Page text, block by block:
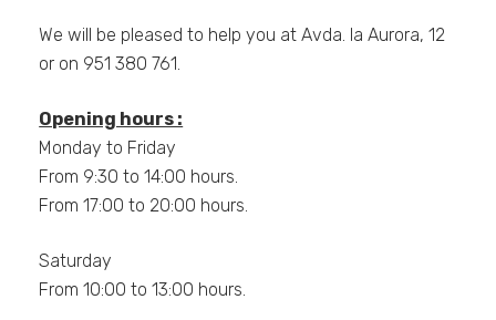
We will be pleased to help you at Avda. la Aurora, 12
or on 951 380 761.
Opening hours :
Monday to Friday
From 9:30 to 14:00 hours.
From 17:00 to 20:00 hours.
Saturday
From 10:00 to 13:00 hours.
base a cómo
web.
Experiencia
Para que
nuestra web
funcione lo
durante tu
visita. Si
rechaza estas